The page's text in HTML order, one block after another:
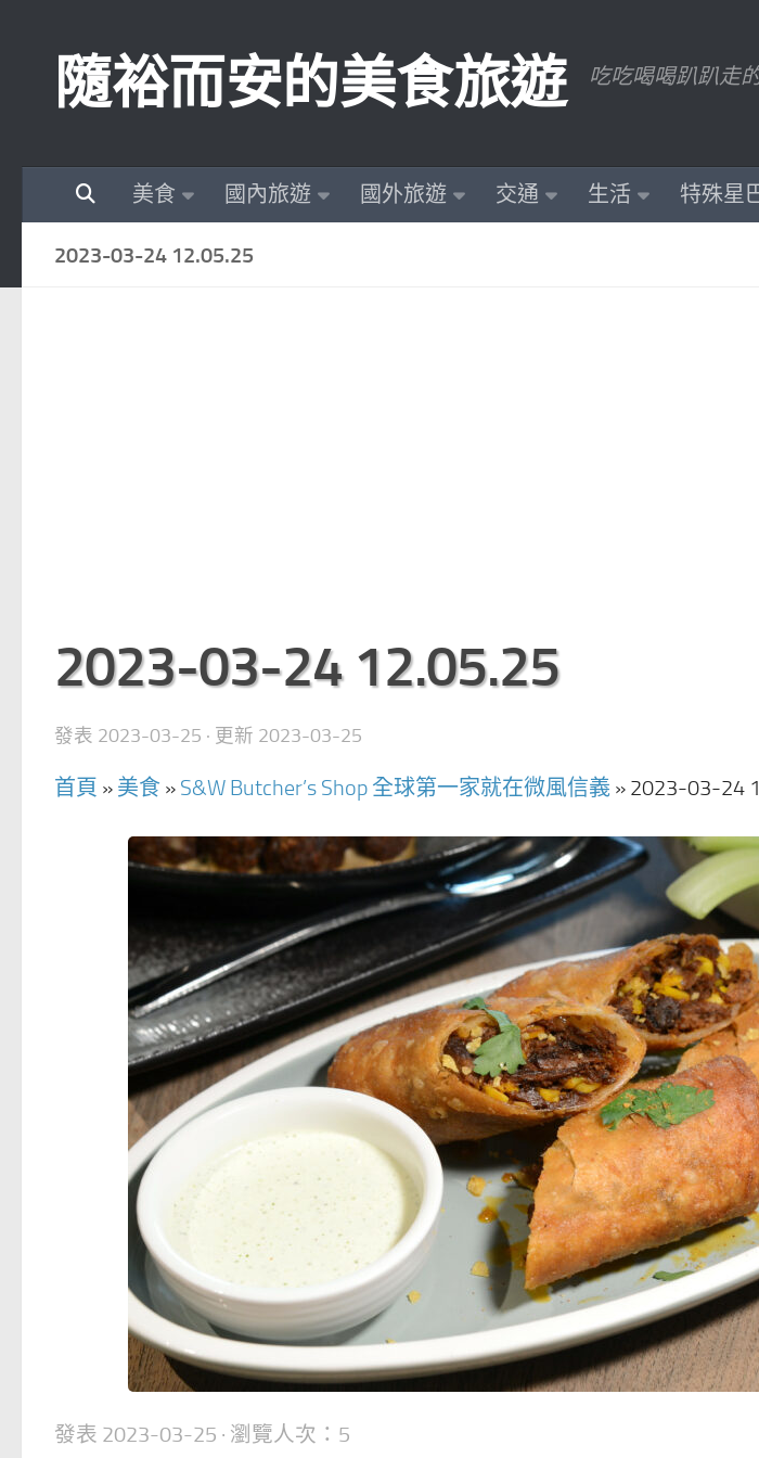
隨裕而安的美食旅遊 吃吃喝喝趴趴走
美食 國內旅遊 國外旅遊 交通 生活 特殊星
2023-03-24 12.05.25
2023-03-24 12.05.25
發表 2023-03-25 · 更新 2023-03-25
首頁 » 美食 » S&W Butcher’s Shop 全球第一家就在微風信義 » 2023-03-24
發表 2023-03-25 · 瀏覽人次：5